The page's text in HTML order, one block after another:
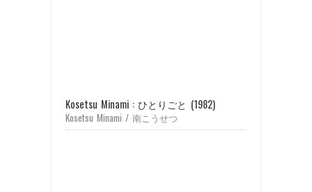
Kosetsu Minami : ひとりごと (1982)
Kosetsu Minami / 南こうせつ